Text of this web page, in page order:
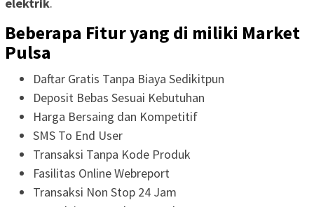
Beberapa Fitur yang di miliki Market
Pulsa
Daftar Gratis Tanpa Biaya Sedikitpun
Deposit Bebas Sesuai Kebutuhan
Harga Bersaing dan Kompetitif
SMS To End User
Transaksi Tanpa Kode Produk
Fasilitas Online Webreport
Transaksi Non Stop 24 Jam